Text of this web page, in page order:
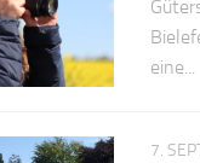
eine...
7.